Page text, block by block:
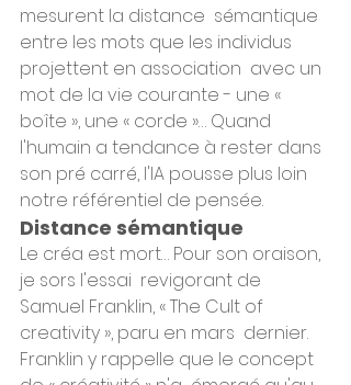
mesurent la distance  sémantique
entre les mots que les individus
projettent en association  avec un
mot de la vie courante - une «
boîte », une « corde »… Quand
l'humain a tendance à rester dans
son pré carré, l'IA pousse plus loin
notre référentiel de pensée.
Distance sémantique
Le créa est mort… Pour son oraison,
je sors l'essai  revigorant de
Samuel Franklin, « The Cult of
creativity », paru en mars  dernier.
Franklin y rappelle que le concept